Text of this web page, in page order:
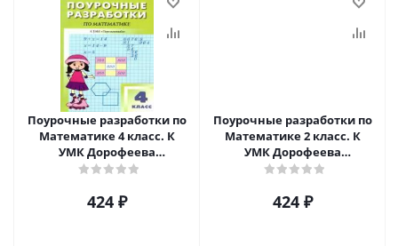
Поурочные разработки по
Математике 4 класс. К
УМК Дорофеева
(Перспектива). ФГОС
424 ₽
Поурочные разработки по
Математике 2 класс. К
УМК Дорофеева
(Перспектива). ФГОС
424 ₽